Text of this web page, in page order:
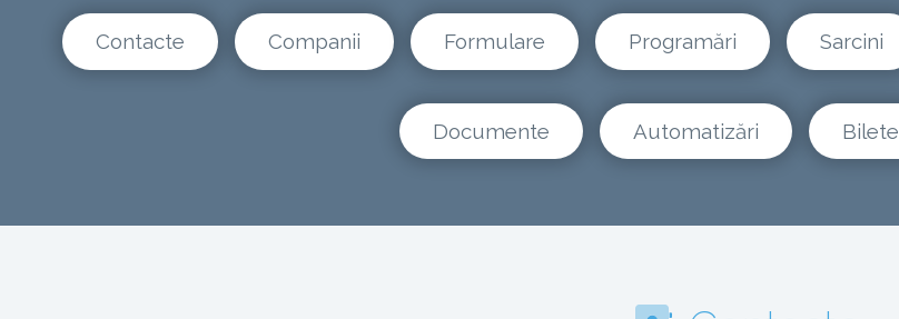
Contacte Companii Formulare Programări Sarcini
Documente Automatizări Bilete